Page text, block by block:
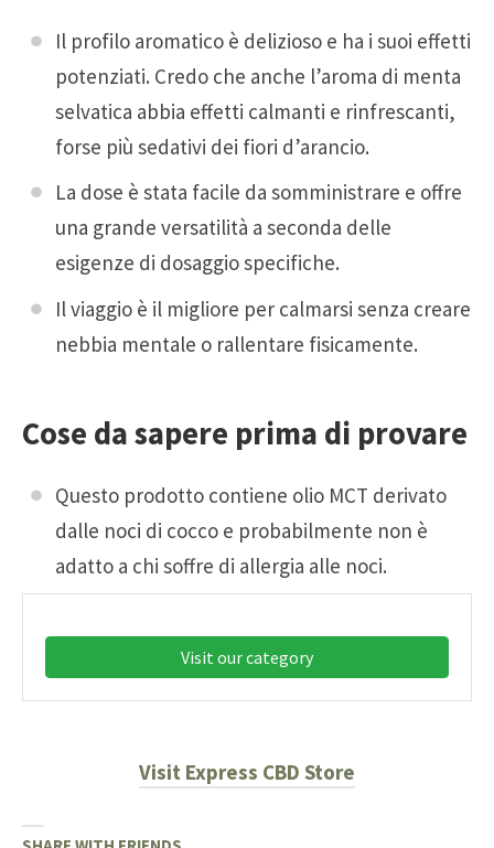
Il profilo aromatico è delizioso e ha i suoi effetti
potenziati. Credo che anche l’aroma di menta
selvatica abbia effetti calmanti e rinfrescanti,
forse più sedativi dei fiori d’arancio.
La dose è stata facile da somministrare e offre
una grande versatilità a seconda delle
esigenze di dosaggio specifiche.
Il viaggio è il migliore per calmarsi senza creare
nebbia mentale o rallentare fisicamente.
Cose da sapere prima di provare
Questo prodotto contiene olio MCT derivato
dalle noci di cocco e probabilmente non è
adatto a chi soffre di allergia alle noci.
Visit our category
Visit Express CBD Store